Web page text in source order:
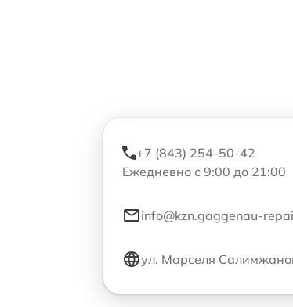
+7 (843) 254-50-42
Ежедневно с 9:00 до 21:00
info@kzn.gaggenau-
ул. Марселя